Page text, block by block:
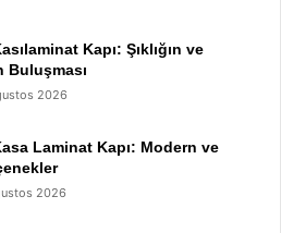
Kapı: Şıklığın ve
Buluşması
2026
Laminat Kapı: Modern ve
2026